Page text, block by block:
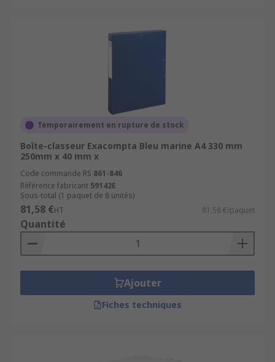
Temporairement en rupture de stock
Boîte-classeur Exacompta Bleu marine A4 330 mm
250mm x 40 mm x
Code commande RS 861-846
Référence fabricant 59142E
Sous-total (1 paquet de 8 unités)
81,58 €HT 81,58 €/paquet
Quantité
Ajouter
Fiches techniques